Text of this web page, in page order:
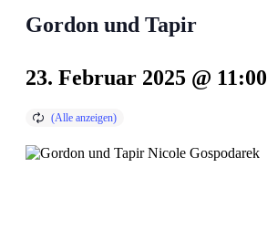
Gordon und Tapir
23. Februar 2025 @ 11:00